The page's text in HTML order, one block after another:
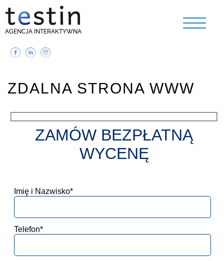
AGENCJA INTERAKTYWNA
ZDALNA STRONA WWW
ZAMÓW BEZPŁATNĄ
WYCENĘ
Imię i Nazwisko*
Telefon*